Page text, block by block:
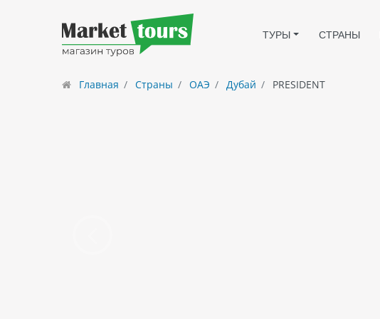
ТУРЫ СТРАНЫ
Главная Страны ОАЭ Дубай PRESIDENT